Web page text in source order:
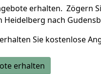
erhalten. Zögern
nach
Sie kostenlose
erhalten